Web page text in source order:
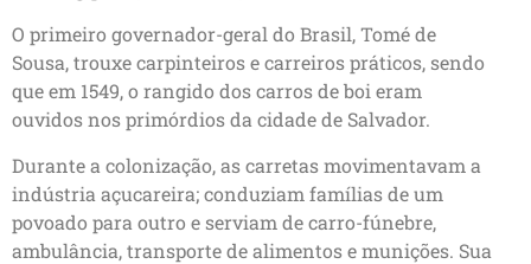
O primeiro governador-geral do Brasil, Tomé de
Sousa, trouxe carpinteiros e carreiros práticos, sendo
que em 1549, o rangido dos carros de boi eram
ouvidos nos primórdios da cidade de Salvador.
Durante a colonização, as carretas movimentavam a
indústria açucareira; conduziam famílias de um
povoado para outro e serviam de carro-fúnebre,
ambulância, transporte de alimentos e munições. Sua